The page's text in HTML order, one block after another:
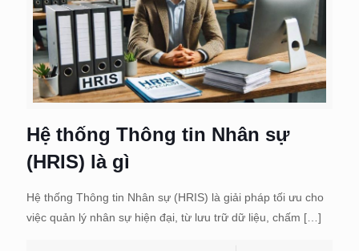
Hệ thống Thông tin Nhân sự
(HRIS) là gì
Hệ thống Thông tin Nhân sự (HRIS) là giải pháp tối ưu cho
việc quản lý nhân sự hiện đại, từ lưu trữ dữ liệu, chấm […]